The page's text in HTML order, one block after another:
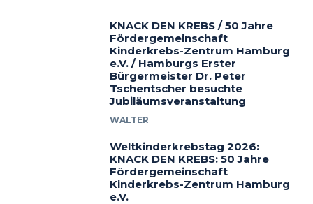
KNACK DEN KREBS / 50 Jahre
Fördergemeinschaft
Kinderkrebs-Zentrum Hamburg
e.V. / Hamburgs Erster
Bürgermeister Dr. Peter
Tschentscher besuchte
Jubiläumsveranstaltung
WALTER
Weltkinderkrebstag 2026:
KNACK DEN KREBS: 50 Jahre
Fördergemeinschaft
Kinderkrebs-Zentrum Hamburg
e.V.